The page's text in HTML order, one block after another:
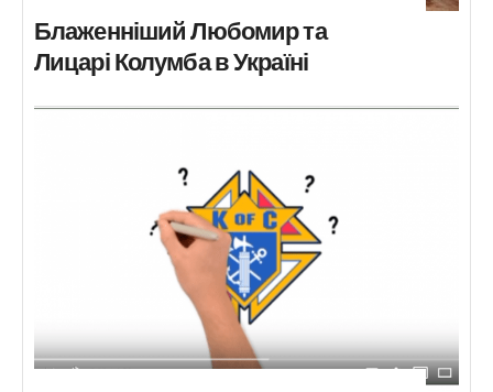
Блаженніший Любомир та
Лицарі Колумба в Україні